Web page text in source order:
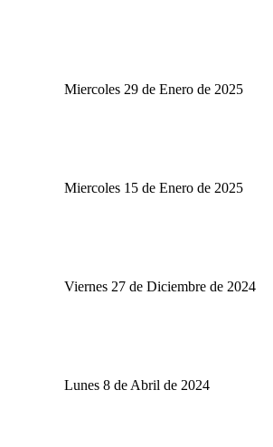
Miercoles 29 de Enero de 2025
Miercoles 15 de Enero de 2025
Viernes 27 de Diciembre de 2024
Lunes 8 de Abril de 2024